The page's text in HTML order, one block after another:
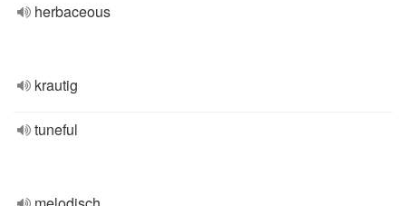
herbaceous
krautig
tuneful